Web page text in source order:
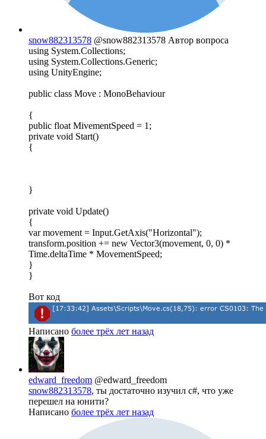
snow882313578 @snow882313578 Автор вопроса
using System.Collections;
using System.Collections.Generic;
using UnityEngine;
public class Move : MonoBehaviour
{
public float MivementSpeed = 1;
private void Start()
{
}
private void Update()
{
var movement = Input.GetAxis("Horizontal");
transform.position += new Vector3(movement, 0, 0) *
Time.deltaTime * MovementSpeed;
}
}
Вот код
Написано более трёх лет назад
edward_freedom @edward_freedom
snow882313578, ты достаточно изучил c#, что уже
перешел на юнити?
Написано более трёх лет назад